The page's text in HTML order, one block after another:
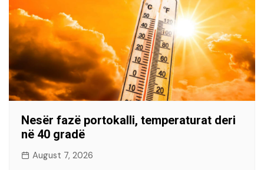
Nesër fazë portokalli, temperaturat deri
në 40 gradë
August 7, 2026